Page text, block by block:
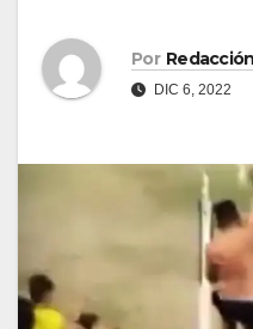
Por
DIC 6, 2022